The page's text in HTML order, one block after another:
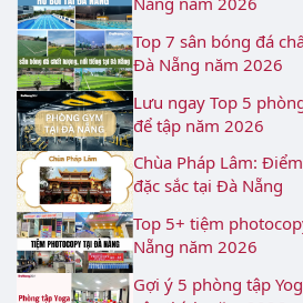
Top 7 sân bóng đá
Đà Nẵng năm 2026
Lưu ngay Top 5
để tập năm 2026
Chùa Pháp Lâm:
đặc sắc tại Đà Nẵng
Top 5+ tiệm
Nẵng năm 2026
Gợi ý 5 phòng tập